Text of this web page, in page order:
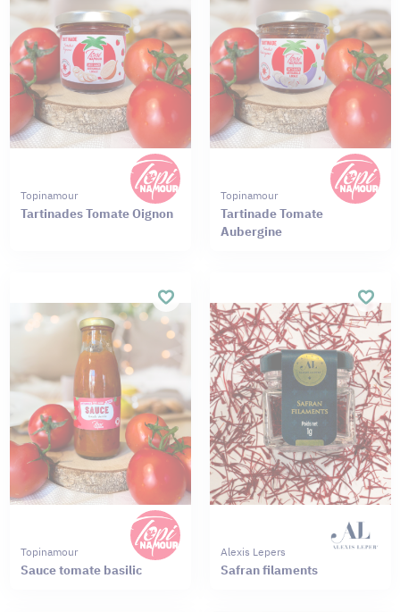
Topinamour
Tartinades Tomate Oignon
Topinamour
Tartinade Tomate
Aubergine
Topinamour
Sauce tomate basilic
Alexis Lepers
Safran filaments